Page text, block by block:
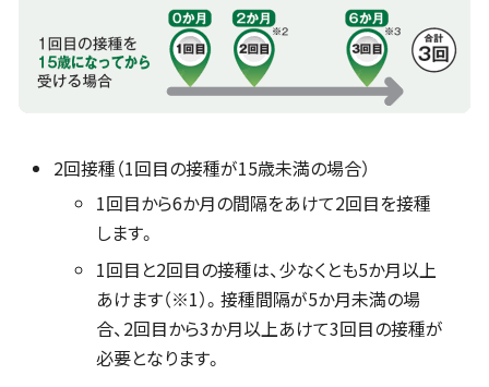
2回接種（1回目の接種が15歳未満の場合）
1回目から6か月の間隔をあけて2回目を接種
します。
1回目と2回目の接種は、少なくとも5か月以上
あけます（※1）。接種間隔が5か月未満の場
合、2回目から3か月以上あけて3回目の接種が
必要となります。